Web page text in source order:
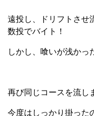
遠投し、ドリフトさせ
数投でバイト！
しかし、喰いが浅かっ
再び同じコースを流し
今度はしっかり掛った